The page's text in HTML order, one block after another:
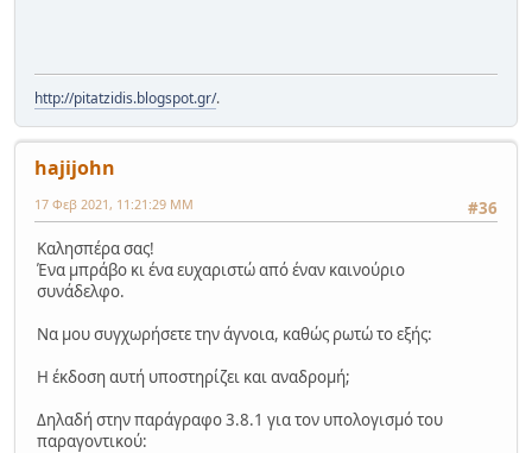
http://pitatzidis.blogspot.gr/.
hajijohn
#36
17 Φεβ 2021, 11:21:29 ΜΜ
Καλησπέρα σας!
Ένα μπράβο κι ένα ευχαριστώ από έναν καινούριο
συνάδελφο.
Να μου συγχωρήσετε την άγνοια, καθώς ρωτώ το εξής:
Η έκδοση αυτή υποστηρίζει και αναδρομή;
Δηλαδή στην παράγραφο 3.8.1 για τον υπολογισμό του
παραγοντικού: